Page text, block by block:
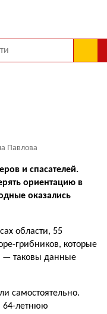
Павлова
и спасателей.
ориентацию в
оказались
области, 55
грибников, которые
— таковы данные
самостоятельно.
64-летнюю